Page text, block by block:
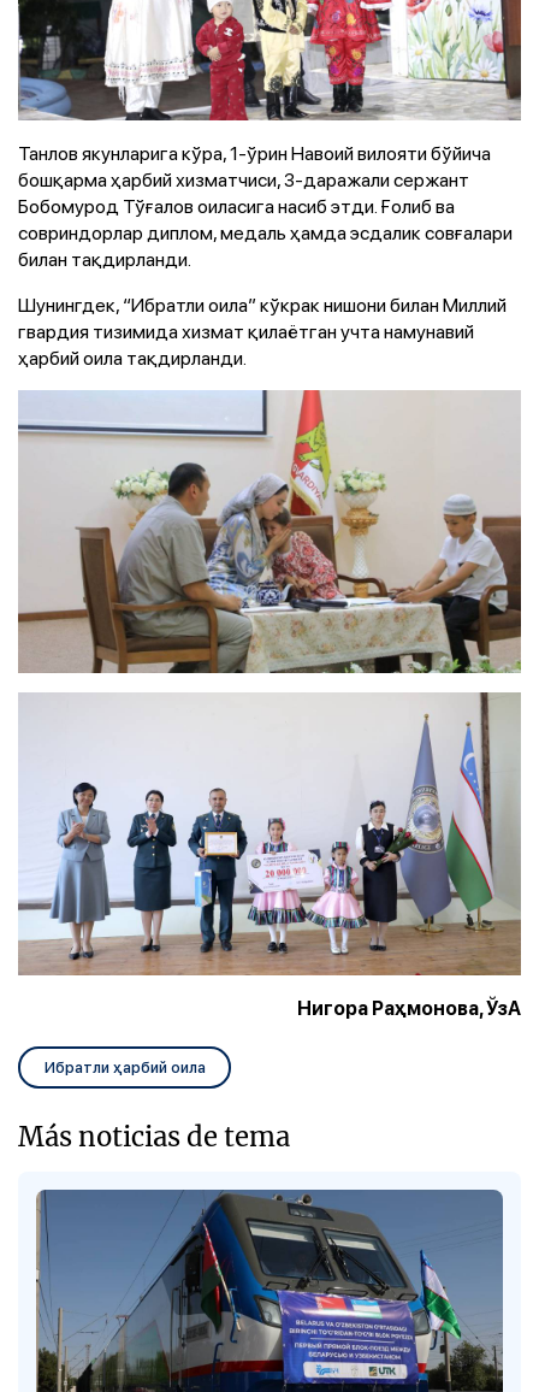
Танлов якунларига кўра, 1-ўрин Навоий вилояти бўйича
бошқарма ҳарбий хизматчиси, 3-даражали сержант
Бобомурод Тўғалов оиласига насиб этди. Ғолиб ва
совриндорлар диплом, медаль ҳамда эсдалик совғалари
билан тақдирланди.
Шунингдек, “Ибратли оила” кўкрак нишони билан Миллий
гвардия тизимида хизмат қилаётган учта намунавий
ҳарбий оила тақдирланди.
Нигора Раҳмонова, ЎзА
Ибратли ҳарбий оила
Más noticias de tema